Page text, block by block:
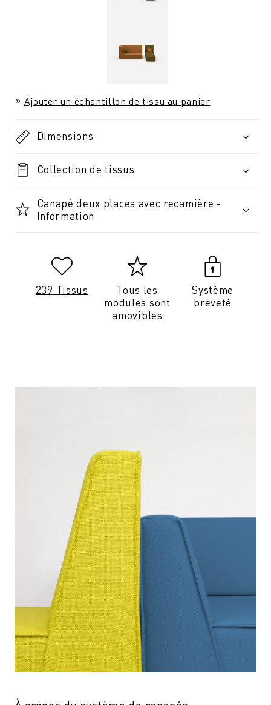
Ajouter un échantillon de tissu au panier
Dimensions
Collection de tissus
Canapé deux places avec recamière -
Information
239 Tissus
Tous les
modules sont
amovibles
Système
breveté